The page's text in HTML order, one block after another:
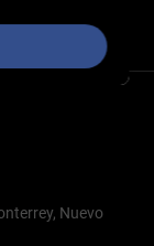
Nuevo